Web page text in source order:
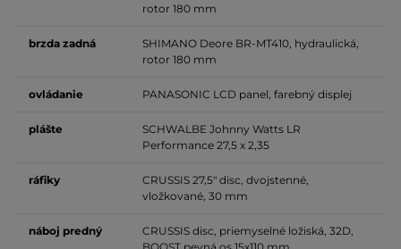
rotor 180 mm
brzda zadná
SHIMANO Deore BR-MT410, hydraulická,
rotor 180 mm
ovládanie PANASONIC LCD panel, farebný displej
plášte
SCHWALBE Johnny Watts LR
Performance 27,5 x 2,35
ráfiky
CRUSSIS 27,5" disc, dvojstenné,
vložkované, 30 mm
náboj predný
CRUSSIS disc, priemyselné ložiská, 32D,